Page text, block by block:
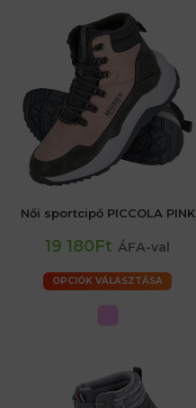
Női sportcipő PICCOLA PINK
19 180Ft ÁFA-val
OPCIÓK VÁLASZTÁSA